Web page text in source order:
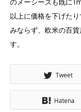
以上に価格を下げた
みならず、欧米の百
す。
Tweet
Hatena